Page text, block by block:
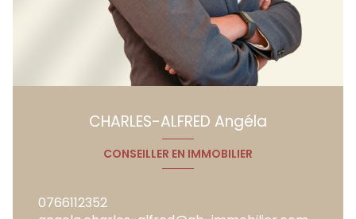
CHARLES-ALFRED Angéla
CONSEILLER EN IMMOBILIER
0766112352